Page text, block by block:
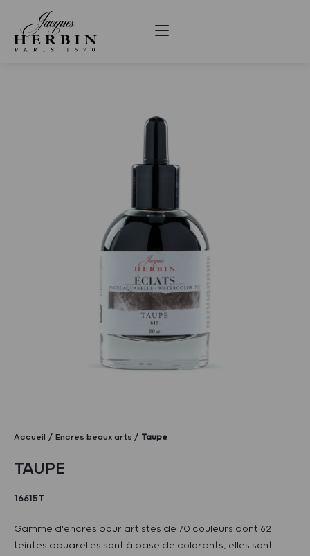
Accueil Encres beaux arts Taupe
TAUPE
16615T
Gamme d'encres pour artistes de 70 couleurs dont 62
teintes aquarelles sont à base de colorants, elles sont